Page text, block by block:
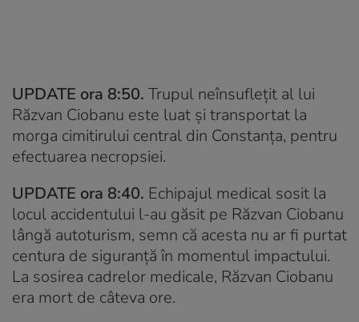
UPDATE ora 8:50. Trupul neînsuflețit al lui
Răzvan Ciobanu este luat și transportat la
morga cimitirului central din Constanța, pentru
efectuarea necropsiei.
UPDATE ora 8:40. Echipajul medical sosit la
locul accidentului l-au găsit pe Răzvan Ciobanu
lângă autoturism, semn că acesta nu ar fi purtat
centura de siguranță în momentul impactului.
La sosirea cadrelor medicale, Răzvan Ciobanu
era mort de câteva ore.